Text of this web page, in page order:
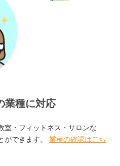
業種に対応
室・フィットネス・サロンな
ができます。 業種の確認はこち